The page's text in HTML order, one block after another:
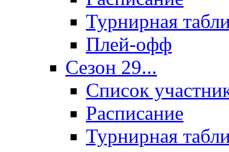
Турнирная
Плей-офф
Сезон 29...
Список
Расписание
Турнирная